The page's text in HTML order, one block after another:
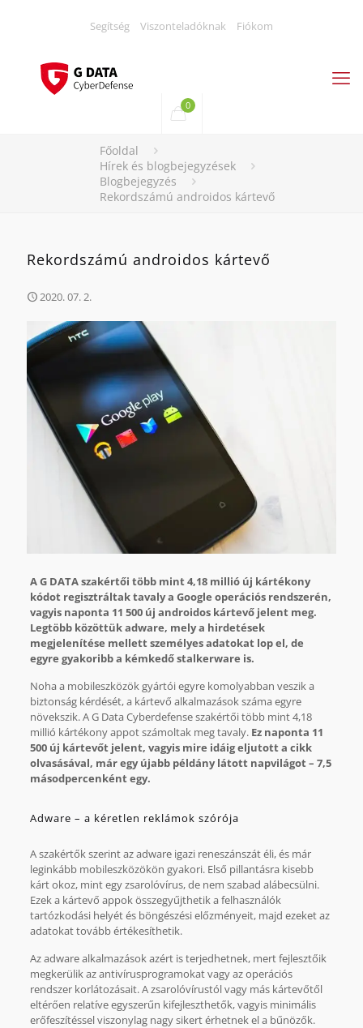
Segítség Viszonteladóknak Fiókom
0
Főoldal
Hírek és blogbejegyzések
Blogbejegyzés
Rekordszámú androidos kártevő
Rekordszámú androidos kártevő
2020. 07. 2.
A G DATA szakértői több mint 4,18 millió új kártékony
kódot regisztráltak tavaly a Google operációs rendszerén,
vagyis naponta 11 500 új androidos kártevő jelent meg.
Legtöbb közöttük adware, mely a hirdetések
megjelenítése mellett személyes adatokat lop el, de
egyre gyakoribb a kémkedő stalkerware is.
Noha a mobileszközök gyártói egyre komolyabban veszik a
biztonság kérdését, a kártevő alkalmazások száma egyre
növekszik. A G Data Cyberdefense szakértői több mint 4,18
millió kártékony appot számoltak meg tavaly. Ez naponta 11
500 új kártevőt jelent, vagyis mire idáig eljutott a cikk
olvasásával, már egy újabb példány látott napvilágot – 7,5
másodpercenként egy.
Adware – a kéretlen reklámok szórója
A szakértők szerint az adware igazi reneszánszát éli, és már
leginkább mobileszközökön gyakori. Első pillantásra kisebb
kárt okoz, mint egy zsarolóvírus, de nem szabad alábecsülni.
Ezek a kártevő appok összegyűjthetik a felhasználók
tartózkodási helyét és böngészési előzményeit, majd ezeket az
adatokat tovább értékesíthetik.
Az adware alkalmazások azért is terjedhetnek, mert fejlesztőik
megkerülik az antivírusprogramokat vagy az operációs
rendszer korlátozásait. A zsarolóvírustól vagy más kártevőtől
eltérően relatíve egyszerűn kifejleszthetők, vagyis minimális
erőfeszítéssel viszonylag nagy sikert érhetnek el a bűnözők.